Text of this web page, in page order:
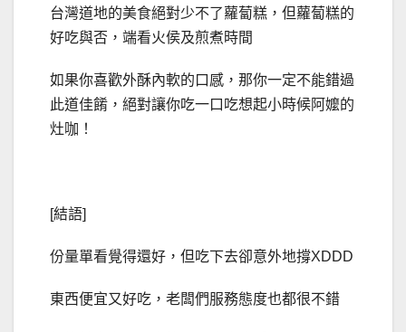
台灣道地的美食絕對少不了蘿蔔糕，但蘿蔔糕的
好吃與否，端看火侯及煎煮時間
如果你喜歡外酥內軟的口感，那你一定不能錯過
此道佳餚，絕對讓你吃一口吃想起小時候阿嬤的
灶咖！
[結語]
份量單看覺得還好，但吃下去卻意外地撐XDDD
東西便宜又好吃，老闆們服務態度也都很不錯